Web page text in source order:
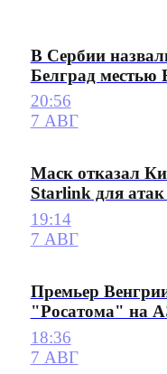
В Сербии
Белград местью
20:56
7 АВГ
Маск отказал
Starlink для атак
19:14
7 АВГ
Премьер
"Росатома" на
18:36
7 АВГ